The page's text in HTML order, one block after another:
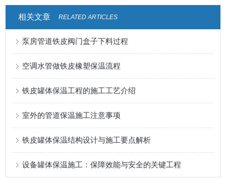
相关文章 RELATED ARTICLES
泵房管道铁皮阀门盒子下料过程
空调水管做铁皮橡塑保温流程
铁皮罐体保温工程的施工工艺介绍
室外的管道保温施工注意事项
铁皮罐体保温结构设计与施工要点解析
设备罐体保温施工：保障效能与安全的关键工程